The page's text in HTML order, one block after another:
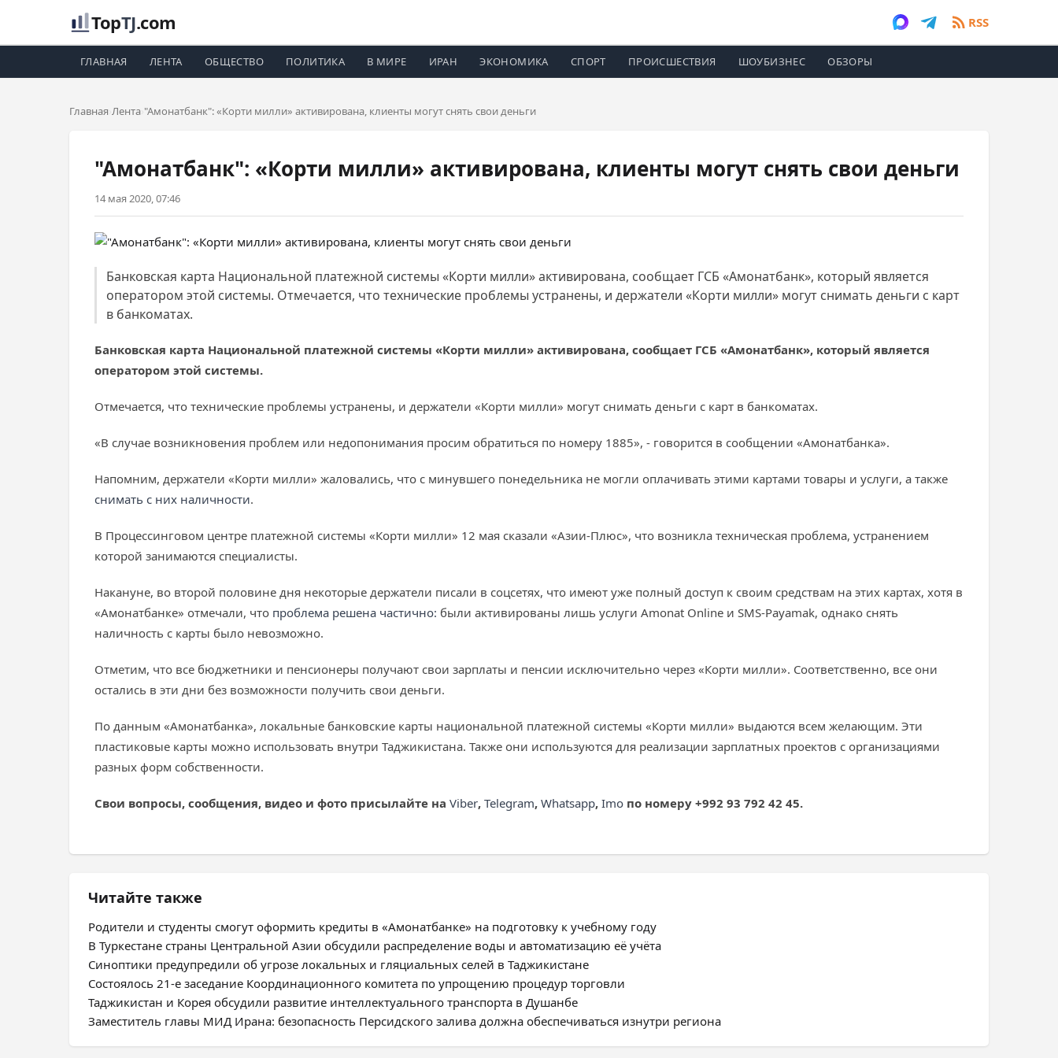
TopTJ.com RSS
ГЛАВНАЯ ЛЕНТА ОБЩЕСТВО ПОЛИТИКА В МИРЕ ИРАН ЭКОНОМИКА СПОРТ ПРОИСШЕСТВИЯ ШОУБИЗНЕС ОБЗОРЫ
Главная Лента "Амонатбанк": «Корти милли» активирована, клиенты могут снять свои деньги
"Амонатбанк": «Корти милли» активирована, клиенты могут снять свои деньги
14 мая 2020, 07:46
Банковская карта Национальной платежной системы «Корти милли» активирована, сообщает ГСБ «Амонатбанк», который является
оператором этой системы. Отмечается, что технические проблемы устранены, и держатели «Корти милли» могут снимать деньги с карт
в банкоматах.
Банковская карта Национальной платежной системы «Корти милли» активирована, сообщает ГСБ «Амонатбанк», который является
оператором этой системы.
Отмечается, что технические проблемы устранены, и держатели «Корти милли» могут снимать деньги с карт в банкоматах.
«В случае возникновения проблем или недопонимания просим обратиться по номеру 1885», - говорится в сообщении «Амонатбанка».
Напомним, держатели «Корти милли» жаловались, что с минувшего понедельника не могли оплачивать этими картами товары и услуги, а также
снимать с них наличности.
В Процессинговом центре платежной системы «Корти милли» 12 мая сказали «Азии-Плюс», что возникла техническая проблема, устранением
которой занимаются специалисты.
Накануне, во второй половине дня некоторые держатели писали в соцсетях, что имеют уже полный доступ к своим средствам на этих картах, хотя в
«Амонатбанке» отмечали, что проблема решена частично: были активированы лишь услуги Amonat Online и SMS-Payamak, однако снять
наличность с карты было невозможно.
Отметим, что все бюджетники и пенсионеры получают свои зарплаты и пенсии исключительно через «Корти милли». Соответственно, все они
остались в эти дни без возможности получить свои деньги.
По данным «Амонатбанка», локальные банковские карты национальной платежной системы «Корти милли» выдаются всем желающим. Эти
пластиковые карты можно использовать внутри Таджикистана. Также они используются для реализации зарплатных проектов с организациями
разных форм собственности.
Свои вопросы, сообщения, видео и фото присылайте на Viber, Telegram, Whatsapp, Imo по номеру +992 93 792 42 45.
Читайте также
Родители и студенты смогут оформить кредиты в «Амонатбанке» на подготовку к учебному году
В Туркестане страны Центральной Азии обсудили распределение воды и автоматизацию её учёта
Синоптики предупредили об угрозе локальных и гляциальных селей в Таджикистане
Состоялось 21-е заседание Координационного комитета по упрощению процедур торговли
Таджикистан и Корея обсудили развитие интеллектуального транспорта в Душанбе
Заместитель главы МИД Ирана: безопасность Персидского залива должна обеспечиваться изнутри региона